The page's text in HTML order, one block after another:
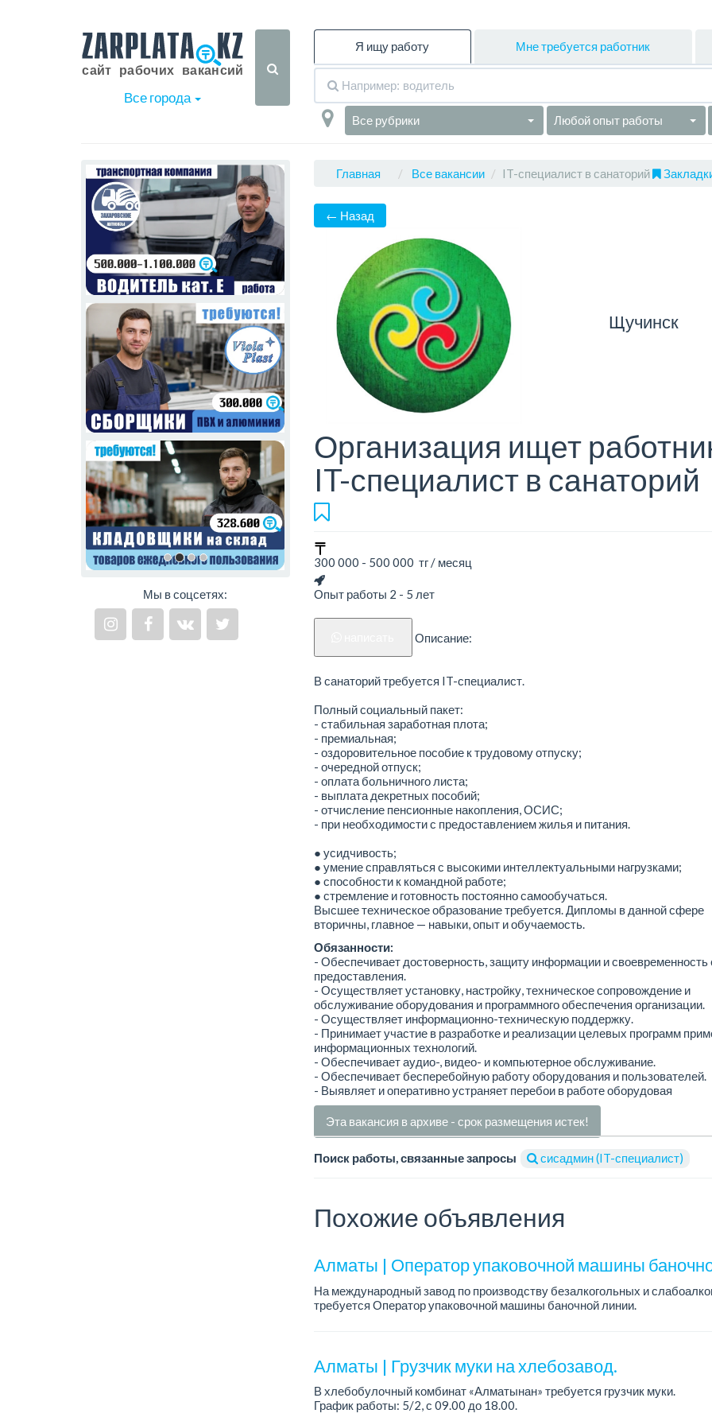
Все города
Я ищу работу Мне требуется работник
Все рубрики Любой опыт работы
Мы в соцсетях:
Главная Все вакансии IT-специалист в санаторий
← Назад
Щучинск
Организация ищет
IT-специалист в санаторий
300 000 - 500 000 тг / месяц
Опыт работы 2 - 5 лет
Описание:
В санаторий требуется IT-специалист.
Полный социальный пакет:
- стабильная заработная плота;
- премиальная;
- оздоровительное пособие к трудовому отпуску;
- очередной отпуск;
- оплата больничного листа;
- выплата декретных пособий;
- отчисление пенсионные накопления, ОСИС;
- при необходимости с предоставлением жилья и питания.
● усидчивость;
● умение справляться с высокими интеллектуальными нагрузками;
● способности к командной работе;
● стремление и готовность постоянно самообучаться.
Высшее техническое образование требуется. Дипломы в данной сфере
вторичны, главное — навыки, опыт и обучаемость.
Обязанности:
- Обеспечивает достоверность, защиту информации и своевременность
предоставления.
- Осуществляет установку, настройку, техническое сопровождение и
обслуживание оборудования и программного обеспечения организации.
- Осуществляет информационно-техническую поддержку.
- Принимает участие в разработке и реализации целевых программ
информационных технологий.
- Обеспечивает аудио-, видео- и компьютерное обслуживание.
- Обеспечивает бесперебойную работу оборудования и пользователей.
- Выявляет и оперативно устраняет перебои в работе оборудовая
Эта вакансия в архиве - срок размещения истек!
Поиск работы, связанные запросы сисадмин (IT-специалист)
Похожие объявления
Алматы | Оператор упаковочной машины
На международный завод по производству безалкогольных и
требуется Оператор упаковочной машины баночной линии.
Алматы | Грузчик муки на хлебозавод.
В хлебобулочный комбинат «Алматынан» требуется грузчик муки.
График работы: 5/2, с 09.00 до 18.00.